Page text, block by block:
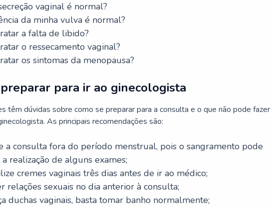
vaginal é normal?
da minha vulva é normal?
a falta de libido?
o ressecamento vaginal?
os sintomas da menopausa?
para ir ao ginecologista
têm dúvidas sobre como se preparar para a consulta e o que não pode fazer
As principais recomendações são:
a consulta fora do período menstrual, pois o sangramento pode
realização de alguns exames;
cremes vaginais três dias antes de ir ao médico;
relações sexuais no dia anterior à consulta;
duchas vaginais, basta tomar banho normalmente;